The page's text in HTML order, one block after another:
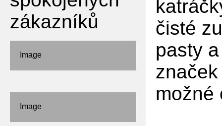
zákazníků
Image
Image
čisté
pasty
možné